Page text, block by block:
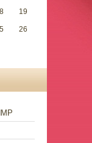
19
26